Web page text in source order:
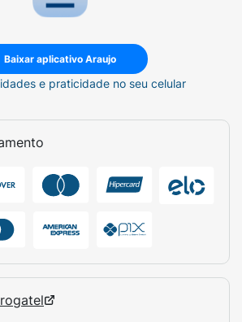
Baixar aplicativo Araujo
e praticidade no seu celular